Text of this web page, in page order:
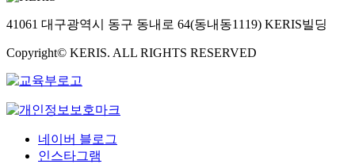
41061 대구광역시 동구 동내로 64(동내동1119) KERIS빌딩
Copyright© KERIS. ALL RIGHTS RESERVED
네이버 블로그
인스타그램